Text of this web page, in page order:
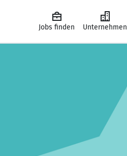
Jobs finden Unternehmen